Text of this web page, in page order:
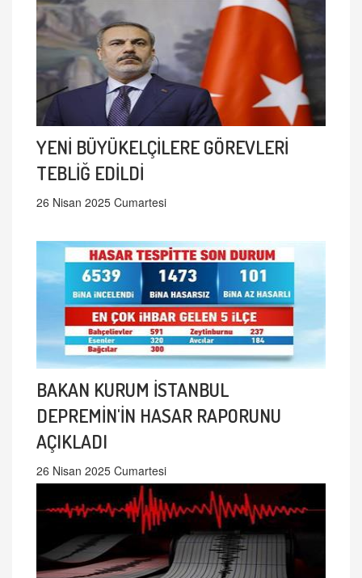
YENİ BÜYÜKELÇİLERE GÖREVLERİ
TEBLİĞ EDİLDİ
26 Nisan 2025 Cumartesi
BAKAN KURUM İSTANBUL
DEPREMİN'İN HASAR RAPORUNU
AÇIKLADI
26 Nisan 2025 Cumartesi